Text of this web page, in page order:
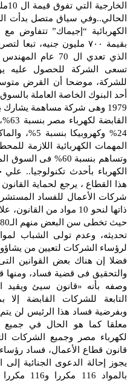
الحالي..وفي سياق متصل بدأت
الكهربائية “إجيماك”
بقيمة ٧٠٠ مليون جنيه،
الذي تعدي ال 70
تسعى الشركة للحصول عليه
للشركة، موضحا أن القرض
أحد البنوك الخاصة العاملة
1979 وهى شركة مساهمة
وتساهم بنسبة 60%
الكهرباء بأحدث تكنولوجيا..
شركات الأعمال للفساد
ذاتها لنحو 10 مواد من
تحديثه، وعدم تولى الشباب
لرؤساء الشركات لتعيين من
فضلا إن هناك بعض القوانين
والتحقيق فى قضية فساد، ومنها
وصفه بأنه «قانون سيئ ويقيد
التابعة للشركات القابضة
وبفرضية فساد هذا الرئيس لن
معلقا كما هو الحال في جميع
قانون قطاع الأعمال، فساد
يجوز إحالة الدعوى الجنائية